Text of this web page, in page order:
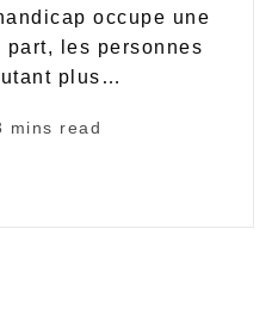
occupe une
part, les personnes
plus…
mins read